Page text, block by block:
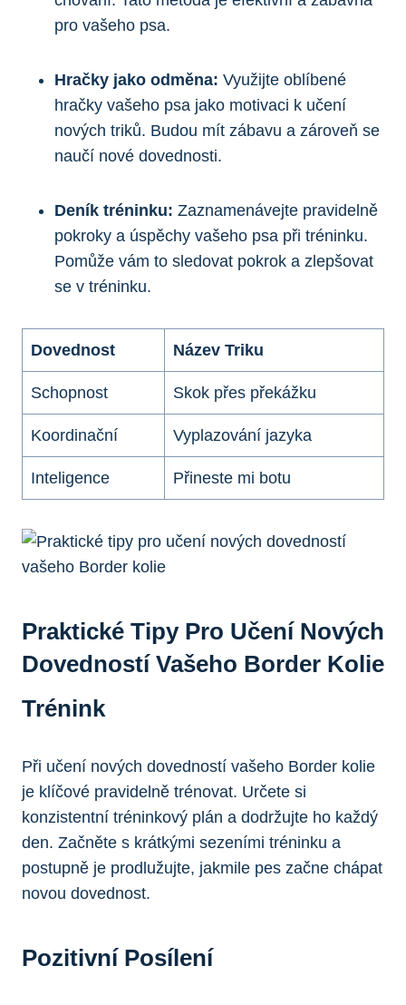
pro vašeho psa.
Hračky jako odměna: Využijte oblíbené
hračky vašeho psa jako motivaci k učení
nových triků. Budou mít zábavu a zároveň se
naučí nové dovednosti.
Deník tréninku: Zaznamenávejte pravidelně
pokroky a úspěchy vašeho psa při tréninku.
Pomůže vám to sledovat pokrok a zlepšovat
se v tréninku.
Dovednost Název Triku
Schopnost Skok přes překážku
Koordinační Vyplazování jazyka
Inteligence Přineste mi botu
Praktické Tipy Pro Učení Nových
Dovedností Vašeho Border Kolie
Trénink
Při učení nových dovedností vašeho Border kolie
je klíčové pravidelně trénovat. Určete si
konzistentní tréninkový plán a dodržujte ho každý
den. Začněte s krátkými sezeními tréninku a
postupně je prodlužujte, jakmile pes začne chápat
novou dovednost.
Pozitivní Posílení